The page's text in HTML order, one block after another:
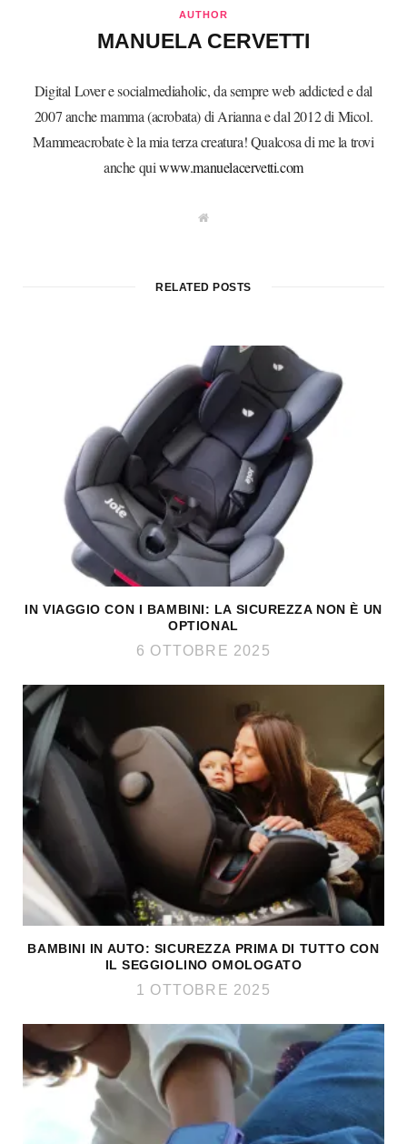
AUTHOR
MANUELA CERVETTI
Digital Lover e socialmediaholic, da sempre web addicted e dal
2007 anche mamma (acrobata) di Arianna e dal 2012 di Micol.
Mammeacrobate è la mia terza creatura! Qualcosa di me la trovi
anche quiwww.manuelacervetti.com
W
e
RELATED POSTS
IN VIAGGIO CON I BAMBINI: LA SICUREZZA NON È UN
OPTIONAL
6 OTTOBRE 2025
BAMBINI IN AUTO: SICUREZZA PRIMA DI TUTTO CON
IL SEGGIOLINO OMOLOGATO
1 OTTOBRE 2025